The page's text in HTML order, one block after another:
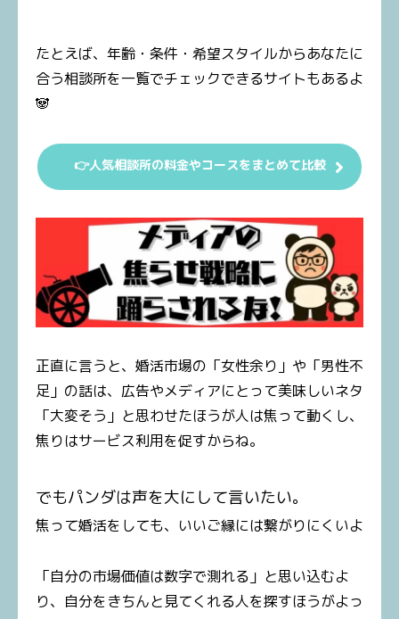
たとえば、年齢・条件・希望スタイルからあなたに
合う相談所を一覧でチェックできるサイトもあるよ
🐼
👉人気相談所の料金やコースをまとめて比較
正直に言うと、婚活市場の「女性余り」や「男性不
足」の話は、広告やメディアにとって美味しいネタ
「大変そう」と思わせたほうが人は焦って動くし、
焦りはサービス利用を促すからね。
でもパンダは声を大にして言いたい。
焦って婚活をしても、いいご縁には繋がりにくいよ
「自分の市場価値は数字で測れる」と思い込むよ
り、自分をきちんと見てくれる人を探すほうがよっ